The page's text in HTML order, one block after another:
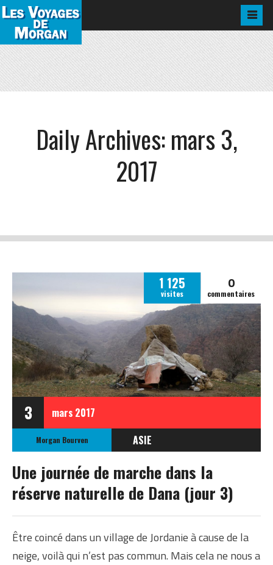
Daily Archives:mars 3,
2017
3 mars 2017
1 125
visites
0
commentaires
Morgan Bourven
ASIE
JORDANIE
Une journée de marche dans la
réserve naturelle de Dana (jour 3)
Être coincé dans un village de Jordanie à cause de la
neige, voilà qui n’est pas commun. Mais cela ne nous a